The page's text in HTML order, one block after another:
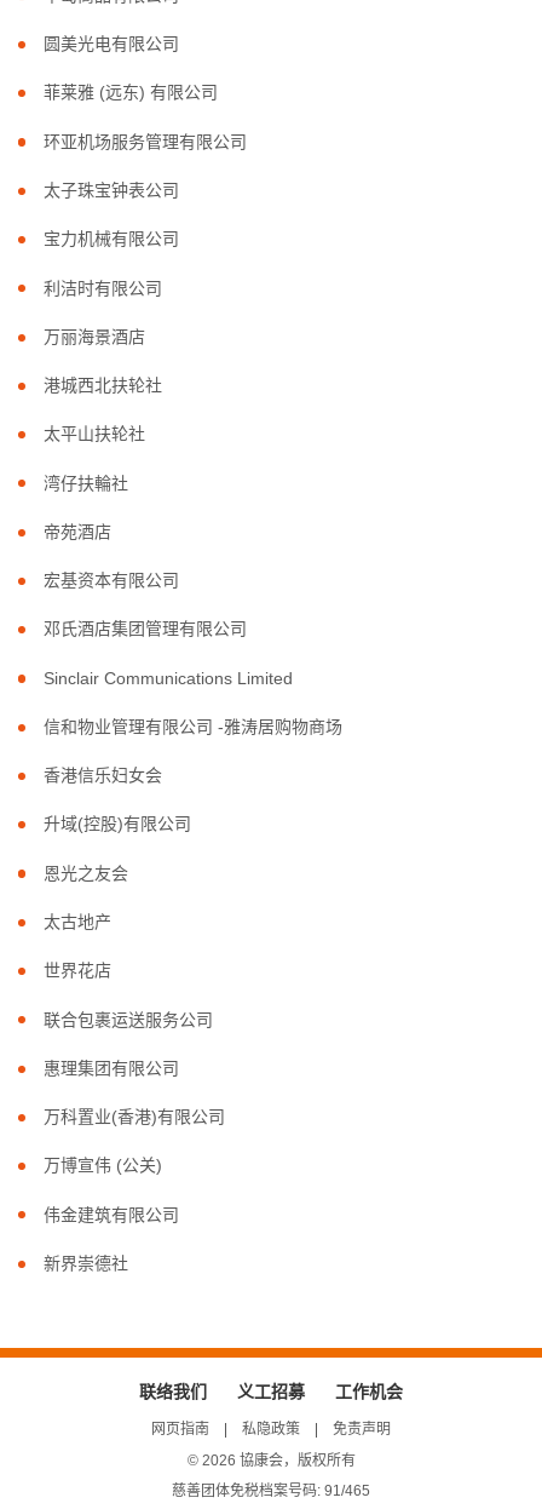
圆美光电有限公司
菲莱雅 (远东) 有限公司
环亚机场服务管理有限公司
太子珠宝钟表公司
宝力机械有限公司
利洁时有限公司
万丽海景酒店
港城西北扶轮社
太平山扶轮社
湾仔扶輪社
帝苑酒店
宏基资本有限公司
邓氏酒店集团管理有限公司
Sinclair Communications Limited
信和物业管理有限公司 -雅涛居购物商场
香港信乐妇女会
升域(控股)有限公司
恩光之友会
太古地产
世界花店
联合包裹运送服务公司
惠理集团有限公司
万科置业(香港)有限公司
万博宣伟 (公关)
伟金建筑有限公司
新界崇德社
联络我们 义工招募 工作机会
网页指南 私隐政策
免责声明
© 2026 協康会，版权所有
慈善团体免税档案号码: 91/465